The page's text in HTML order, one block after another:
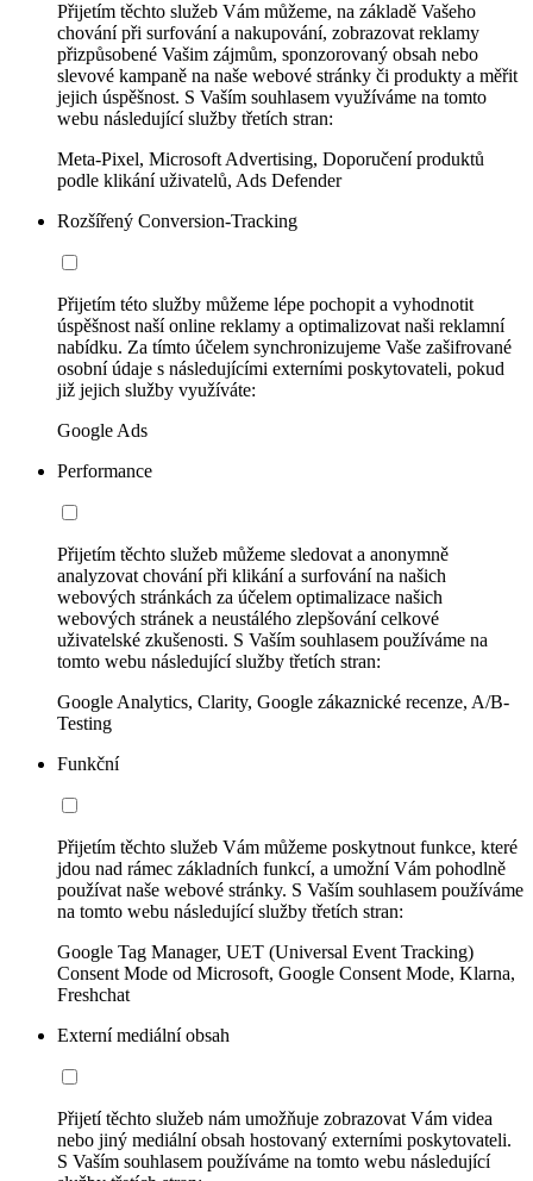
Přijetím těchto služeb Vám můžeme, na základě Vašeho
chování při surfování a nakupování, zobrazovat reklamy
přizpůsobené Vašim zájmům, sponzorovaný obsah nebo
slevové kampaně na naše webové stránky či produkty a měřit
jejich úspěšnost. S Vaším souhlasem využíváme na tomto
webu následující služby třetích stran:
Meta-Pixel, Microsoft Advertising, Doporučení produktů
podle klikání uživatelů, Ads Defender
Rozšířený Conversion-Tracking
Přijetím této služby můžeme lépe pochopit a vyhodnotit
úspěšnost naší online reklamy a optimalizovat naši reklamní
nabídku. Za tímto účelem synchronizujeme Vaše zašifrované
osobní údaje s následujícími externími poskytovateli, pokud
již jejich služby využíváte:
Google Ads
Performance
Přijetím těchto služeb můžeme sledovat a anonymně
analyzovat chování při klikání a surfování na našich
webových stránkách za účelem optimalizace našich
webových stránek a neustálého zlepšování celkové
uživatelské zkušenosti. S Vaším souhlasem používáme na
tomto webu následující služby třetích stran:
Google Analytics, Clarity, Google zákaznické recenze, A/B-
Testing
Funkční
Přijetím těchto služeb Vám můžeme poskytnout funkce, které
jdou nad rámec základních funkcí, a umožní Vám pohodlně
používat naše webové stránky. S Vaším souhlasem používáme
na tomto webu následující služby třetích stran:
Google Tag Manager, UET (Universal Event Tracking)
Consent Mode od Microsoft, Google Consent Mode, Klarna,
Freshchat
Externí mediální obsah
Přijetí těchto služeb nám umožňuje zobrazovat Vám videa
nebo jiný mediální obsah hostovaný externími poskytovateli.
S Vaším souhlasem používáme na tomto webu následující